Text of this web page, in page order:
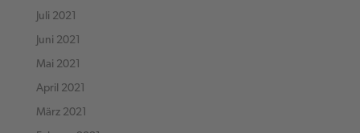
Juli 2021
Juni 2021
Mai 2021
April 2021
März 2021